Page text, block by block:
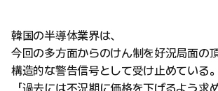
韓国の半導体業界は、
今回の多方面からのけん制を好況局面の
構造的な警告信号として受け止めている
「過去には不況期に価格を下げるよう求